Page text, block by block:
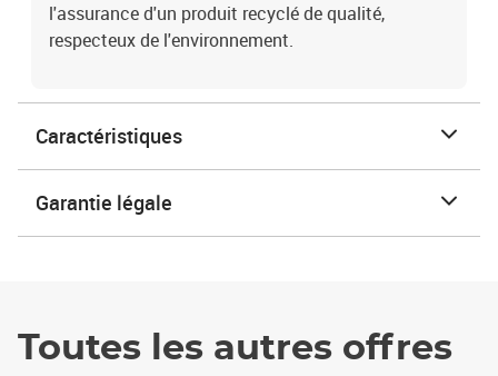
l'assurance d'un produit recyclé de qualité,
respecteux de l'environnement.
Caractéristiques
Garantie légale
Toutes les autres offres